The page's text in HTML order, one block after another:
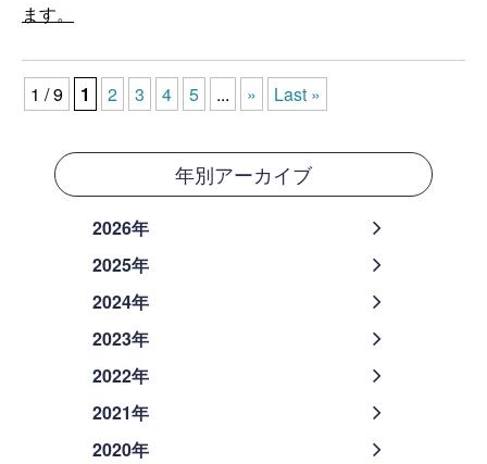
ます。
1 / 9 1 2 3 4 5 ... » Last »
年別アーカイブ
2026年
2025年
2024年
2023年
2022年
2021年
2020年